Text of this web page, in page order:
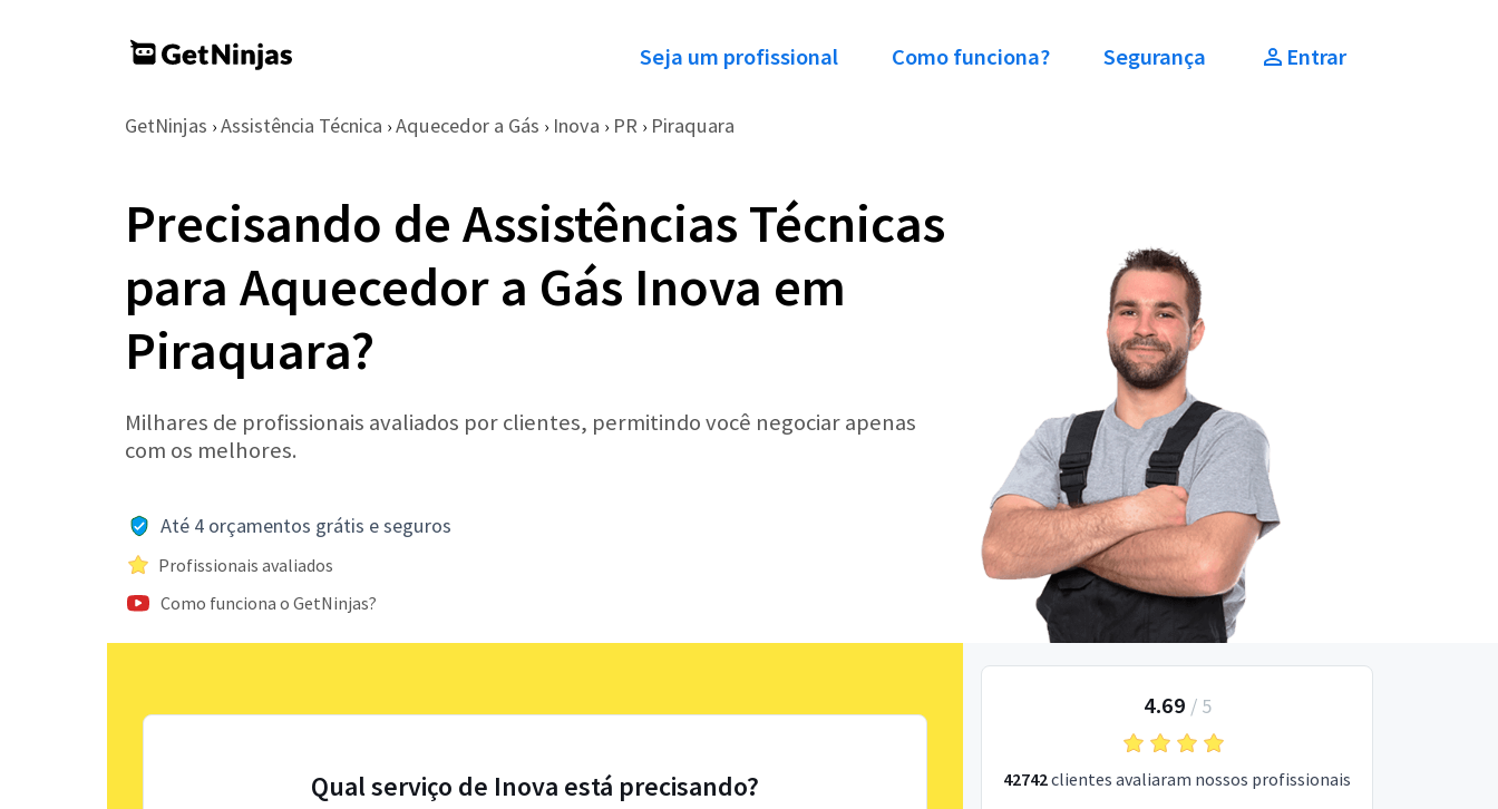
Seja um profissional Como funciona? Segurança Entrar
GetNinjas › Assistência Técnica › Aquecedor a Gás › Inova › PR › Piraquara
Precisando de Assistências Técnicas
para Aquecedor a Gás Inova em
Piraquara?
Milhares de profissionais avaliados por clientes, permitindo você negociar apenas
com os melhores.
Até 4 orçamentos grátis e seguros
Profissionais avaliados
Como funciona o GetNinjas?
Qual serviço de Inova está precisando?
4.69 / 5
42742clientes avaliaram nossos profissionais